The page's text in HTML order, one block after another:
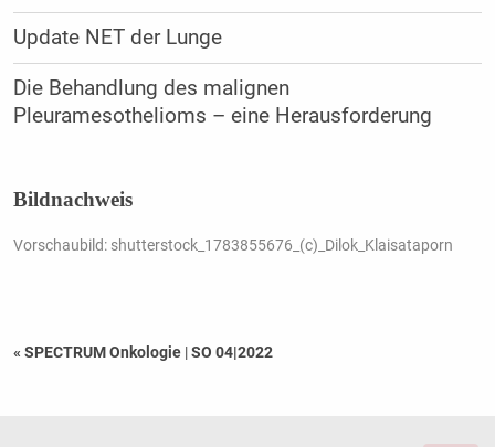
Update NET der Lunge
Die Behandlung des malignen
Pleuramesothelioms – eine Herausforderung
Bildnachweis
Vorschaubild: shutterstock_1783855676_(c)_Dilok_Klaisataporn
« SPECTRUM Onkologie |SO 04|2022